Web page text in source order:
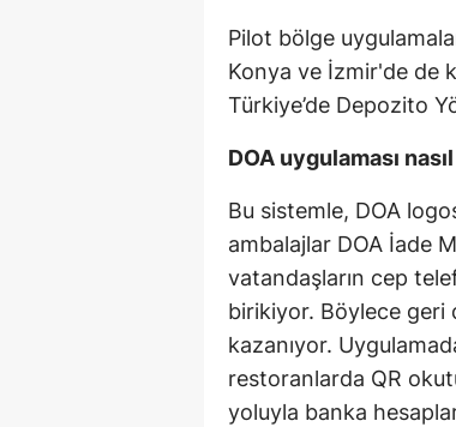
Pilot bölge
Konya ve İzmir'de de
Türkiye’de Depozito
DOA uygulaması
Bu sistemle, DOA
ambalajlar DOA İade
vatandaşların cep
birikiyor. Böylece geri
kazanıyor.
restoranlarda QR
yoluyla banka